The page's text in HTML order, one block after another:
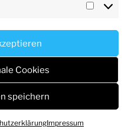
Cookies
speichern
Impressum
Microsoft Feedback